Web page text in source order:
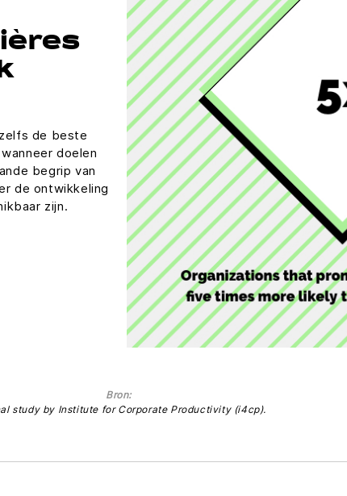
de beste
doelen
begrip van
de ontwikkeling
zijn.
Bron:
study by Institute for Corporate Productivity (i4cp).